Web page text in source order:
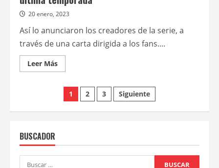
20 enero, 2023
Así lo anunciaron los creadores de la serie, a
través de una carta dirigida a los fans....
Leer MásLeer
más
Netflix
renueva
Cobra
Kai
última
Paginación
de
1 2 3 Siguiente
BUSCADOR
Buscar: